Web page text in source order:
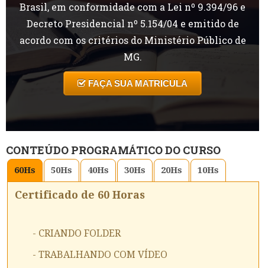
Brasil, em conformidade com a Lei nº 9.394/96 e
Decreto Presidencial nº 5.154/04 e emitido de
acordo com os critérios do Ministério Público de
MG.
FAÇA SUA MATRICULA
CONTEÚDO PROGRAMÁTICO DO CURSO
60Hs 50Hs 40Hs 30Hs 20Hs 10Hs
Certificado de 60 Horas
- CRIANDO FOLDER
- TRABALHANDO COM VÍDEO